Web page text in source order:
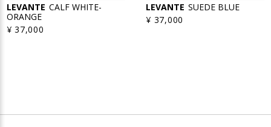
LEVANTE CALF WHITE-
ORANGE
¥ 37,000
LEVANTE SUEDE BLUE
¥ 37,000